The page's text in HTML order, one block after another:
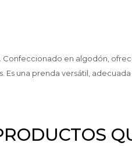
Confeccionado en algodón,
una prenda versátil, adecuada